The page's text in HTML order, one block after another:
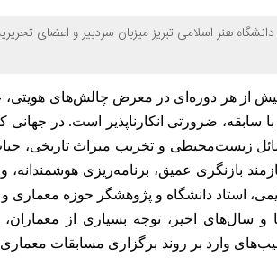
هنر اسلامی تبریز میزبان سردبیر و اعضای
از هر دوره‌ای در معرض چالش‌های هویتی،
سابقه، ضرورتی انکارناپذیر است. در جهانی
زیست‌محیطی و تخریب میراث تاریخی،
بازنگری عمیق، برنامه‌ریزی هوشمندانه، و
استاد دانشگاه و پژوهشگر حوزه
اخیر، توجه بسیاری از معماران،
وارد بر روند برگزاری مسابقات